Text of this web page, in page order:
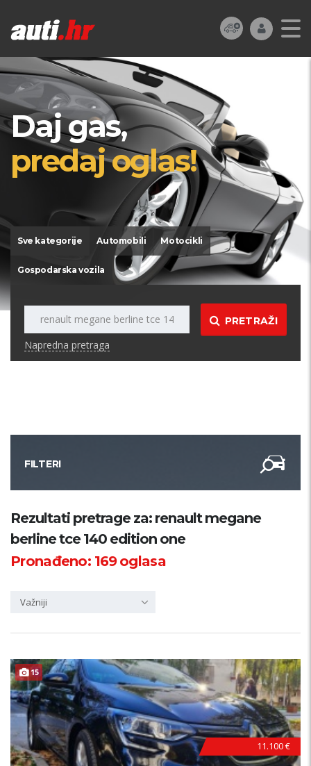
Daj gas,
predaj oglas!
Sve kategorije Automobili Motocikli
Gospodarska vozila
PRETRAŽI
Napredna pretraga
FILTERI
Kategorija
Županija
Rezultati pretrage za: renault megane
berline tce 140 edition one
Pronađeno: 169oglasa
Važniji
15
11.100 €